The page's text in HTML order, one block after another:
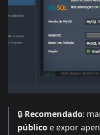
🔒 Recomendado:
público e expor